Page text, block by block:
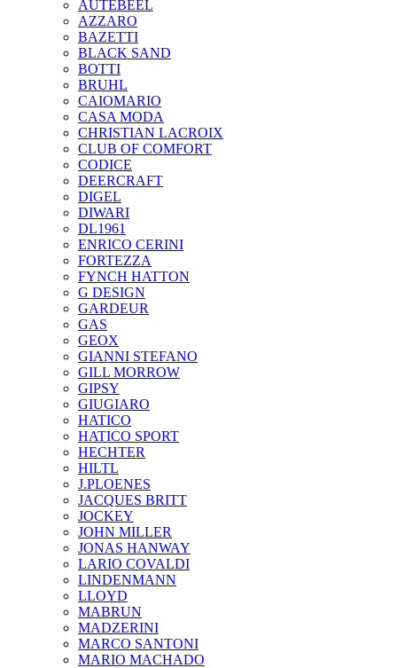
AUTEBEEL
AZZARO
BAZETTI
BLACK SAND
BOTTI
BRUHL
CAIOMARIO
CASA MODA
CHRISTIAN LACROIX
CLUB OF COMFORT
CODICE
DEERCRAFT
DIGEL
DIWARI
DL1961
ENRICO CERINI
FORTEZZA
FYNCH HATTON
G DESIGN
GARDEUR
GAS
GEOX
GIANNI STEFANO
GILL MORROW
GIPSY
GIUGIARO
HATICO
HATICO SPORT
HECHTER
HILTL
J.PLOENES
JAСQUES BRITT
JOCKEY
JOHN MILLER
JONAS HANWAY
LARIO COVALDI
LINDENMANN
LLOYD
MABRUN
MADZERINI
MARCO SANTONI
MARIO MACHADO